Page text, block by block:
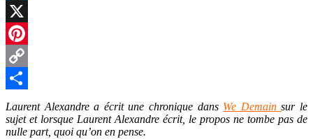
LinkedIn
X
Pinterest
Copy
Link
Partager
Laurent Alexandre a écrit une chronique dans We Demainsur le
sujet et lorsque Laurent Alexandre écrit, le propos ne tombe pas de
nulle part, quoi qu’on en pense.